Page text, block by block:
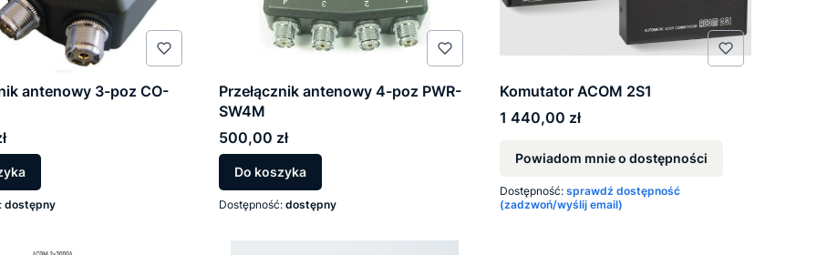
antenowy 3-poz CO-
dostępny
Przełącznik antenowy 4-poz PWR-
SW4M
Cena
500,00 zł
Do koszyka
Dostępność: dostępny
Komutator ACOM 2S1
Cena
1 440,00 zł
Powiadom mnie o dostępności
Dostępność: sprawdź dostępność
(zadzwoń/wyślij email)